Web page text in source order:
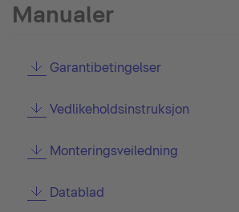
Manualer
Garantibetingelser
Vedlikeholdsinstruksjon
Monteringsveiledning
Datablad